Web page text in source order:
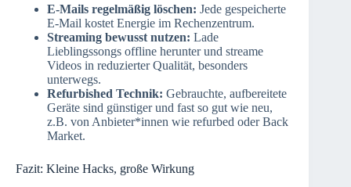
E-Mails regelmäßig löschen: Jede gespeicherte
E-Mail kostet Energie im Rechenzentrum.
Streaming bewusst nutzen: Lade
Lieblingssongs offline herunter und streame
Videos in reduzierter Qualität, besonders
unterwegs.
Refurbished Technik: Gebrauchte, aufbereitete
Geräte sind günstiger und fast so gut wie neu,
z.B. von Anbieter*innen wie refurbed oder Back
Market.
Fazit: Kleine Hacks, große Wirkung